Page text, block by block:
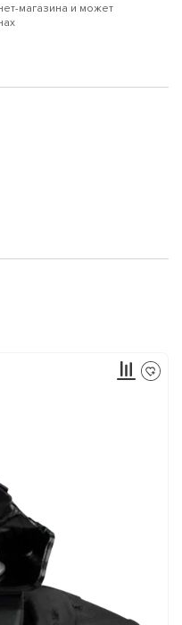
магазина и может